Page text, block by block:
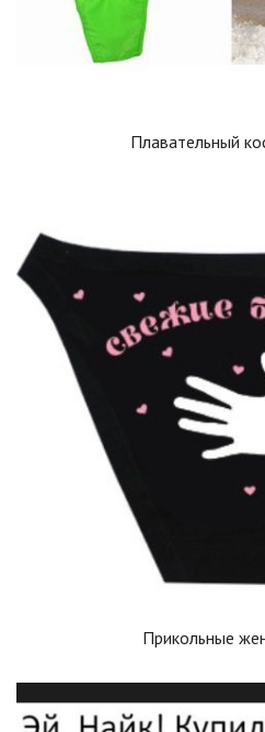
Плавательный
Прикольные